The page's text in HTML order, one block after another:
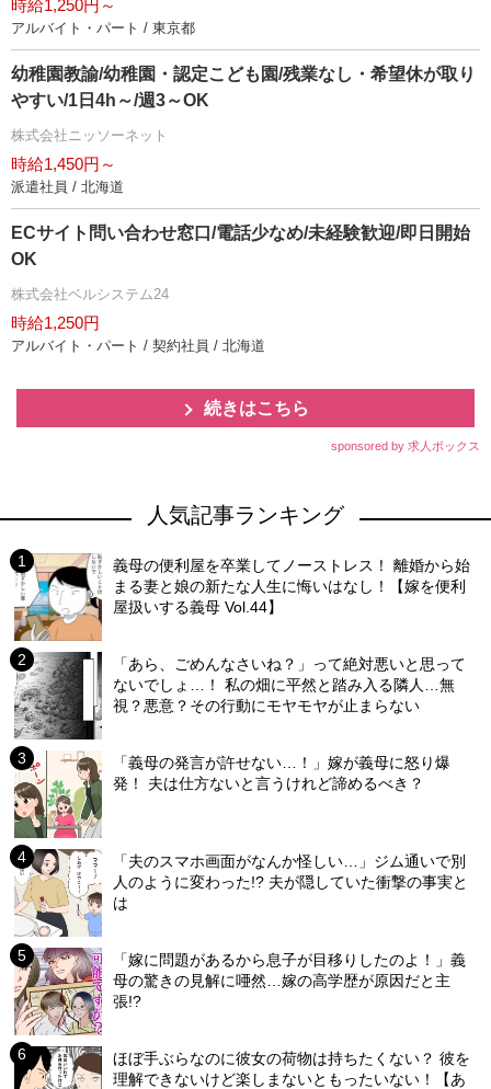
時給1,250円～
アルバイト・パート / 東京都
幼稚園教諭/幼稚園・認定こども園/残業なし・希望休が取り
すい/1日4h～/週3～OK
株式会社ニッソーネット
時給1,450円～
派遣社員 / 北海道
ECサイト問い合わせ窓口/電話少なめ/未経験歓迎/即日開始
OK
株式会社ベルシステム24
時給1,250円
アルバイト・パート / 契約社員 / 北海道
続きはこちら
sponsored by 求人ボックス
人気記事ランキング
義母の便利屋を卒業してノーストレス！ 離婚から始
まる妻と娘の新たな人生に悔いはなし！【嫁を便利
屋扱いする義母 Vol.44】
「あら、ごめんなさいね？」って絶対悪いと思って
ないでしょ…！ 私の畑に平然と踏み入る隣人…無
視？悪意？その行動にモヤモヤが止まらない
「義母の発言が許せない…！」嫁が義母に怒り爆
発！ 夫は仕方ないと言うけれど諦めるべき？
「夫のスマホ画面がなんか怪しい…」ジム通いで別
人のように変わった!? 夫が隠していた衝撃の事実と
は
「嫁に問題があるから息子が目移りしたのよ！」義
母の驚きの見解に唖然…嫁の高学歴が原因だと主
張!?
ほぼ手ぶらなのに彼女の荷物は持ちたくない？ 彼を
理解できないけど楽しまないともったいない！【あ